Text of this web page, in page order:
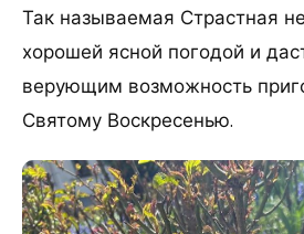
Так называемая Страстная
хорошей ясной погодой и
верующим возможность
Святому Воскресенью.